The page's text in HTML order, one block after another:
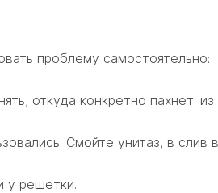
проблему самостоятельно:
откуда конкретно пахнет:
Смойте унитаз, в слив
у решетки.